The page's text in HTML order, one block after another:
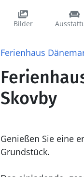
Bilder
Ferienhaus
Skovby
Genießen Sie eine
Grundstück.